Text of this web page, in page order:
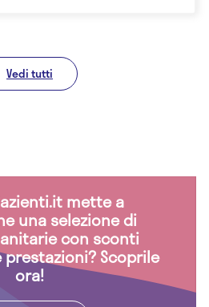
Vedi tutti
mette a
una selezione di
con sconti
Scoprile
ora!